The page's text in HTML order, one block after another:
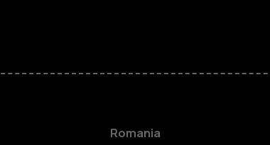
Telefoane
Romania